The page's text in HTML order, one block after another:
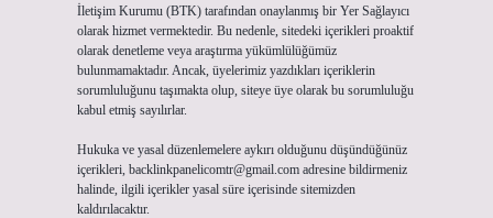
İletişim Kurumu (BTK) tarafından onaylanmış bir Yer Sağlayıcı
olarak hizmet vermektedir. Bu nedenle, sitedeki içerikleri proaktif
olarak denetleme veya araştırma yükümlülüğümüz
bulunmamaktadır. Ancak, üyelerimiz yazdıkları içeriklerin
sorumluluğunu taşımakta olup, siteye üye olarak bu sorumluluğu
kabul etmiş sayılırlar.
Hukuka ve yasal düzenlemelere aykırı olduğunu düşündüğünüz
içerikleri, backlinkpanelicomtr@gmail.comadresine bildirmeniz
halinde, ilgili içerikler yasal süre içerisinde sitemizden
kaldırılacaktır.